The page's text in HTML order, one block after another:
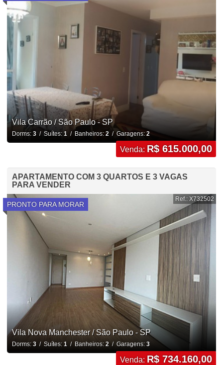
Vila Carrão / São Paulo - SP
Dorms: 3/ Suítes: 1/ Banheiros: 2/ Garagens: 2
Venda: R$ 615.000,00
APARTAMENTO COM 3 QUARTOS E 3 VAGAS
PARA VENDER
PRONTO PARA MORAR
Ref.: X732502
Vila Nova Manchester / São Paulo - SP
Dorms: 3/ Suítes: 1/ Banheiros: 2/ Garagens: 3
Venda: R$ 734.160,00